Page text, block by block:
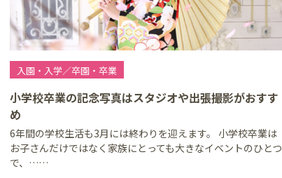
入園・入学／卒園・卒業
小学校卒業の記念写真はスタジオや出張撮影がおすす
め
6年間の学校生活も3月には終わりを迎えます。 小学校卒業は
お子さんだけではなく家族にとっても大きなイベントのひとつ
で、……